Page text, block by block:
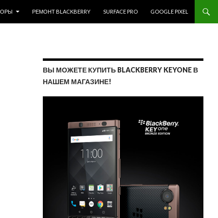
РЕМОНТ BLACKBERRY SURFACE PRO GOOGLE PIXEL
ВЫ МОЖЕТЕ КУПИТЬ BLACKBERRY KEYONE В
НАШЕМ МАГАЗИНЕ!